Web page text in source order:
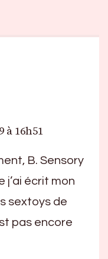
à 16h51
B. Sensory
j’ai écrit mon
sextoys de
pas encore